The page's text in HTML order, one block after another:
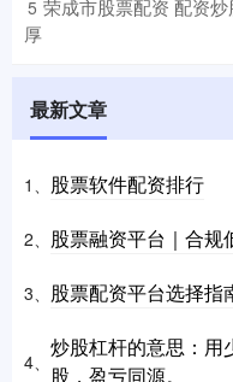
5 荣成市股票配资 配资
厚
最新文章
1、 股票软件配资排行
2、 股票融资平台｜合规
3、 股票配资平台选择指
4、
炒股杠杆的意思：用
股，盈亏同源。